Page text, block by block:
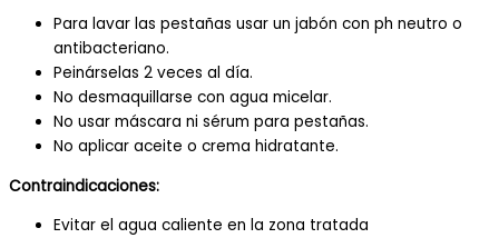
Para lavar las pestañas usar un jabón con ph neutro o
antibacteriano.
Peinárselas 2 veces al día.
No desmaquillarse con agua micelar.
No usar máscara ni sérum para pestañas.
No aplicar aceite o crema hidratante.
Contraindicaciones:
Evitar el agua caliente en la zona tratada